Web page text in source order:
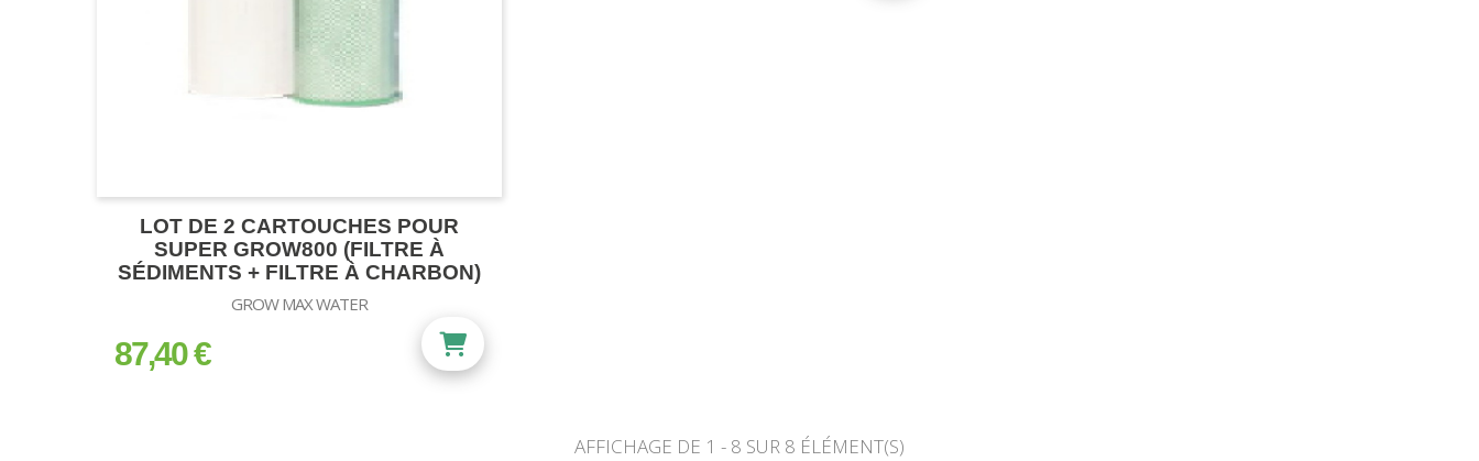
LOT DE 2 CARTOUCHES POUR
SUPER GROW800 (FILTRE À
SÉDIMENTS + FILTRE À CHARBON)
GROW MAX WATER
prix
87,40 €
AFFICHAGE DE 1 - 8 SUR 8 ÉLÉMENT(S)